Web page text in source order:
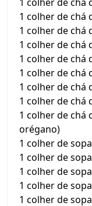
1 colher de chá
1 colher de chá
1 colher de chá
1 colher de chá
1 colher de chá
1 colher de chá
1 colher de chá
1 colher de chá
orégano)
1 colher de
1 colher de
1 colher de
1 colher de
1 colher de